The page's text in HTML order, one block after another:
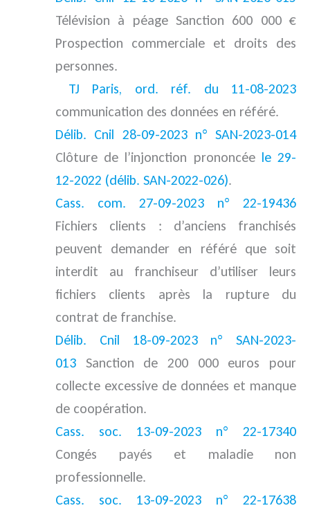
Télévision à péage Sanction 600 000 €
Prospection commerciale et droits des
personnes.
TJ Paris, ord. réf. du 11-08-2023
communication des données en référé.
Délib. Cnil 28-09-2023 n° SAN-2023-014
Clôture de l’injonction prononcée le 29-
12-2022 (délib. SAN-2022-026).
Cass. com. 27-09-2023 n° 22-19436
Fichiers clients : d’anciens franchisés
peuvent demander en référé que soit
interdit au franchiseur d’utiliser leurs
fichiers clients après la rupture du
contrat de franchise.
Délib. Cnil 18-09-2023 n° SAN-2023-
013 Sanction de 200 000 euros pour
collecte excessive de données et manque
de coopération.
Cass. soc. 13-09-2023 n° 22-17340
Congés payés et maladie non
professionnelle.
Cass. soc. 13-09-2023 n° 22-17638